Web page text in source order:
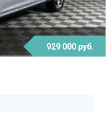
929 000 руб.